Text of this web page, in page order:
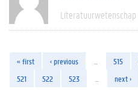
Literatuurwetenschap
« first ‹ previous 515
521
522 523 next ›